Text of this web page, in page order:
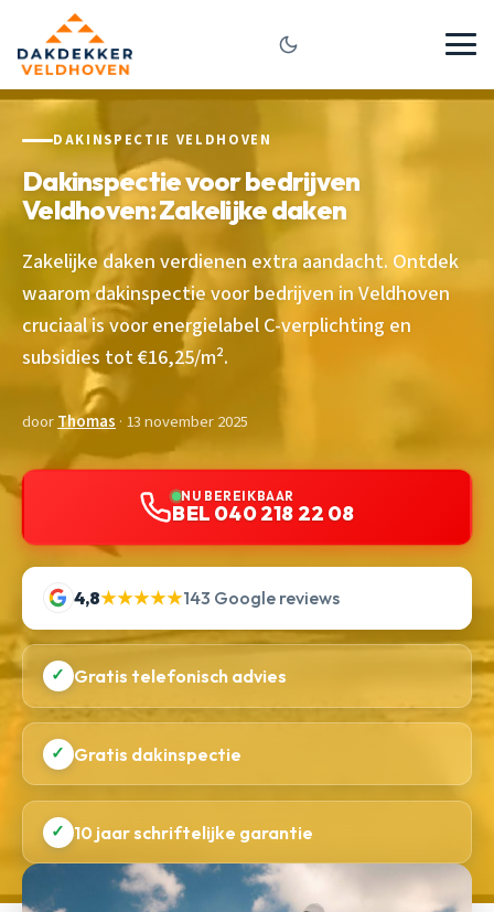
DAKINSPECTIE VELDHOVEN
Dakinspectie voor bedrijven
Veldhoven: Zakelijke daken
Zakelijke daken verdienen extra aandacht. Ontdek
waarom dakinspectie voor bedrijven in Veldhoven
cruciaal is voor energielabel C-verplichting en
subsidies tot €16,25/m².
doorThomas · 13 november 2025
NU BEREIKBAAR
BEL 040 218 22 08
4,8★★★★★143 Google reviews
✓ Gratis telefonisch advies
✓ Gratis dakinspectie
✓ 10 jaar schriftelijke garantie